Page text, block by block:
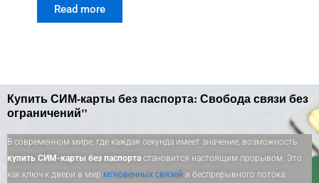
Read more
Купить СИМ-карты без паспорта: Свобода связи без
ограничений"
В современном мире, где каждая секунда имеет значение, возможность
купить СИМ-карты без паспорта становится настоящим прорывом. Это
как ключ к двери в мир мгновенных связей и беспрерывного потока